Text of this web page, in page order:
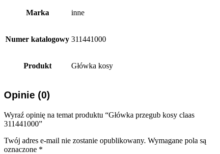
Marka inne
Numer katalogowy 311441000
Produkt Główka kosy
Opinie (0)
Wyraź opinię na temat produktu “Główka przegub kosy claas
311441000”
Twój adres e-mail nie zostanie opublikowany. Wymagane pola są
oznaczone *